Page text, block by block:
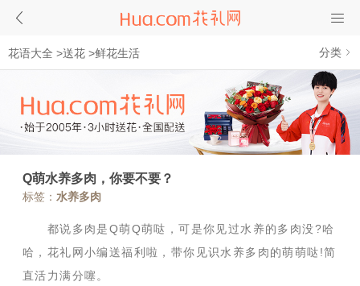
花语大全 >送花 >鲜花生活 分类
Q萌水养多肉，你要不要？
标签： 水养多肉
都说多肉是Q萌Q萌哒，可是你见过水养的多肉没?哈
哈，花礼网小编送福利啦，带你见识水养多肉的萌萌哒!简
直活力满分噻。